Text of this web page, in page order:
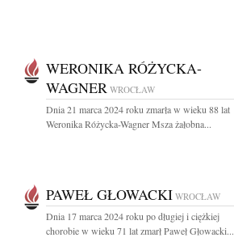
WERONIKA RÓŻYCKA-
WAGNER WROCŁAW
Dnia 21 marca 2024 roku zmarła w wieku 88 lat
Weronika Różycka-Wagner Msza żałobna...
PAWEŁ GŁOWACKI WROCŁAW
Dnia 17 marca 2024 roku po długiej i ciężkiej
chorobie w wieku 71 lat zmarł Paweł Głowacki...